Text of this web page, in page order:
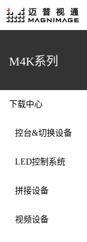
M4K系列
下载中心
控台&切换设备
LED控制系统
拼接设备
视频设备